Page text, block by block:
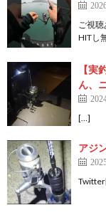
ご視
HITし
【実
ん、
[…]
アジ